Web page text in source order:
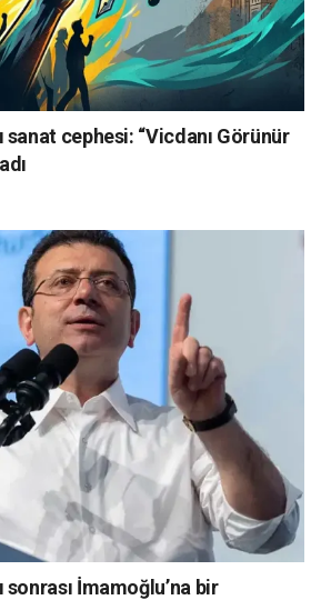
cephesi: “Vicdanı Görünür
İmamoğlu’na bir